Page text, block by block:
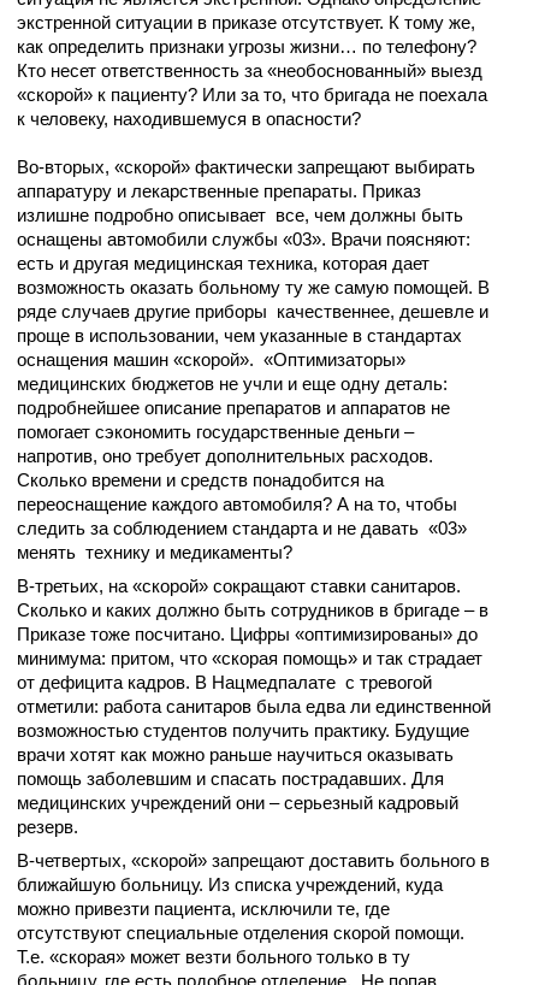
экстренной ситуации в приказе отсутствует. К тому же,
как определить признаки угрозы жизни… по телефону?
Кто несет ответственность за «необоснованный» выезд
«скорой» к пациенту? Или за то, что бригада не поехала
к человеку, находившемуся в опасности?
Во-вторых, «скорой» фактически запрещают выбирать
аппаратуру и лекарственные препараты. Приказ
излишне подробно описывает все, чем должны быть
оснащены автомобили службы «03». Врачи поясняют:
есть и другая медицинская техника, которая дает
возможность оказать больному ту же самую помощей. В
ряде случаев другие приборы качественнее, дешевле и
проще в использовании, чем указанные в стандартах
оснащения машин «скорой». «Оптимизаторы»
медицинских бюджетов не учли и еще одну деталь:
подробнейшее описание препаратов и аппаратов не
помогает сэкономить государственные деньги –
напротив, оно требует дополнительных расходов.
Сколько времени и средств понадобится на
переоснащение каждого автомобиля? А на то, чтобы
следить за соблюдением стандарта и не давать «03»
менять технику и медикаменты?
В-третьих, на «скорой» сокращают ставки санитаров.
Сколько и каких должно быть сотрудников в бригаде – в
Приказе тоже посчитано. Цифры «оптимизированы» до
минимума: притом, что «скорая помощь» и так страдает
от дефицита кадров. В Нацмедпалате с тревогой
отметили: работа санитаров была едва ли единственной
возможностью студентов получить практику. Будущие
врачи хотят как можно раньше научиться оказывать
помощь заболевшим и спасать пострадавших. Для
медицинских учреждений они – серьезный кадровый
резерв.
В-четвертых, «скорой» запрещают доставить больного в
ближайшую больницу. Из списка учреждений, куда
можно привезти пациента, исключили те, где
отсутствуют специальные отделения скорой помощи.
Т.е. «скорая» может везти больного только в ту
больницу, где есть подобное отделение. Не попав